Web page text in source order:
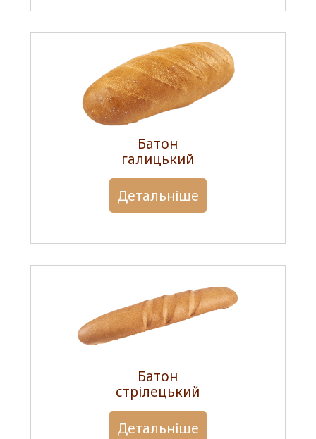
Батон
галицький
Детальніше
Батон
стрілецький
Детальніше